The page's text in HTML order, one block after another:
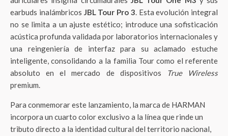
earbuds inalámbricos JBL Tour Pro 3. Esta evolución integral
no se limita a un ajuste estético; introduce una sofisticación
acústica profunda validada por laboratorios internacionales y
una reingeniería de interfaz para su aclamado estuche
inteligente, consolidando a la familia Tour como el referente
absoluto en el mercado de dispositivos
True Wireless
premium.
Para conmemorar este lanzamiento, la marca de HARMAN
incorpora un cuarto color exclusivo a la línea que rinde un
tributo directo a la identidad cultural del territorio nacional,